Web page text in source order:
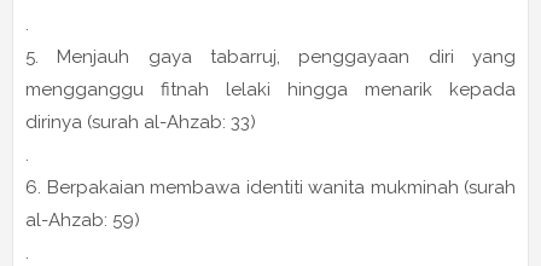
.
5. Menjauh gaya tabarruj, penggayaan diri yang
mengganggu fitnah lelaki hingga menarik kepada
dirinya (surah al-Ahzab: 33)
.
6. Berpakaian membawa identiti wanita mukminah (surah
al-Ahzab: 59)
.